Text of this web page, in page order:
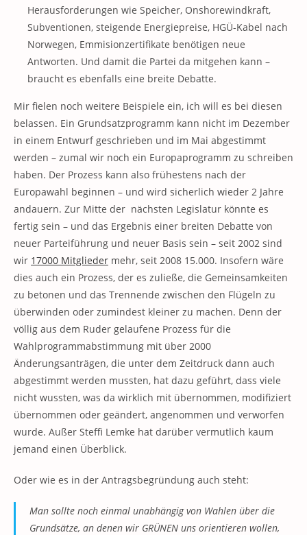
Herausforderungen wie Speicher, Onshorewindkraft,
Subventionen, steigende Energiepreise, HGÜ-Kabel nach
Norwegen, Emmisionzertifikate benötigen neue
Antworten. Und damit die Partei da mitgehen kann –
braucht es ebenfalls eine breite Debatte.
Mir fielen noch weitere Beispiele ein, ich will es bei diesen
belassen. Ein Grundsatzprogramm kann nicht im Dezember
in einem Entwurf geschrieben und im Mai abgestimmt
werden – zumal wir noch ein Europaprogramm zu schreiben
haben. Der Prozess kann also frühestens nach der
Europawahl beginnen – und wird sicherlich wieder 2 Jahre
andauern. Zur Mitte der nächsten Legislatur könnte es
fertig sein – und das Ergebnis einer breiten Debatte von
neuer Parteiführung und neuer Basis sein – seit 2002 sind
wir 17000 Mitglieder mehr, seit 2008 15.000. Insofern wäre
dies auch ein Prozess, der es zuließe, die Gemeinsamkeiten
zu betonen und das Trennende zwischen den Flügeln zu
überwinden oder zumindest kleiner zu machen. Denn der
völlig aus dem Ruder gelaufene Prozess für die
Wahlprogrammabstimmung mit über 2000
Änderungsanträgen, die unter dem Zeitdruck dann auch
abgestimmt werden mussten, hat dazu geführt, dass viele
nicht wussten, was da wirklich mit übernommen, modifiziert
übernommen oder geändert, angenommen und verworfen
wurde. Außer Steffi Lemke hat darüber vermutlich kaum
jemand einen Überblick.
Oder wie es in der Antragsbegründung auch steht:
Man sollte noch einmal unabhängig von Wahlen über die
Grundsätze, an denen wir GRÜNEN uns orientieren wollen,